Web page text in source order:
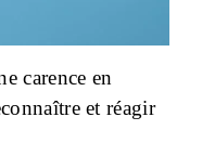
carence en
et réagir